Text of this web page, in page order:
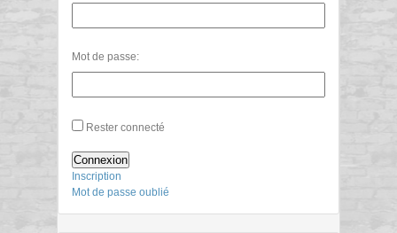
Mot de passe:
Rester connecté
Connexion
Inscription
Mot de passe oublié